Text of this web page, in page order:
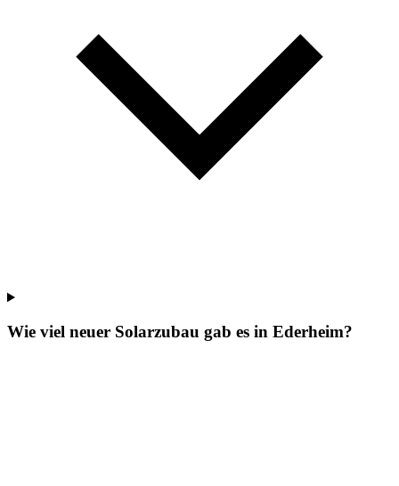
Wie viel neuer Solarzubau gab es in Ederheim?